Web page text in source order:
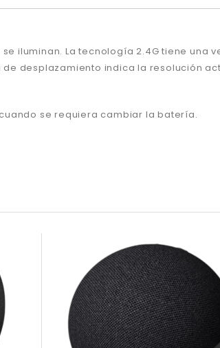
iluminan. La tecnología 2.4G tiene una
desplazamiento indica la resolución
se requiera cambiar la batería.